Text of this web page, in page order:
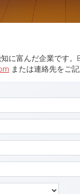
に富んだ企業です。
または連絡先をご